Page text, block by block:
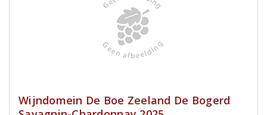
Wijndomein De Boe Zeeland De Bogerd